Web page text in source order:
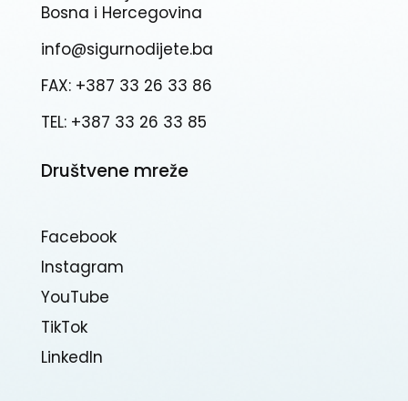
Bosna i Hercegovina
info@sigurnodijete.ba
FAX: +387 33 26 33 86
TEL: +387 33 26 33 85
Društvene mreže
Facebook
Instagram
YouTube
TikTok
Linkedln